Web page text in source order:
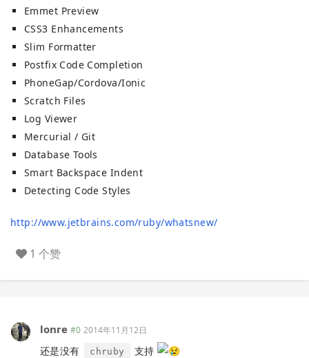
Emmet Preview
CSS3 Enhancements
Slim Formatter
Postfix Code Completion
PhoneGap/Cordova/Ionic
Scratch Files
Log Viewer
Mercurial / Git
Database Tools
Smart Backspace Indent
Detecting Code Styles
http://www.jetbrains.com/ruby/whatsnew/
1 个赞
lonre #0 2014年11月12日
还是没有 chruby 支持